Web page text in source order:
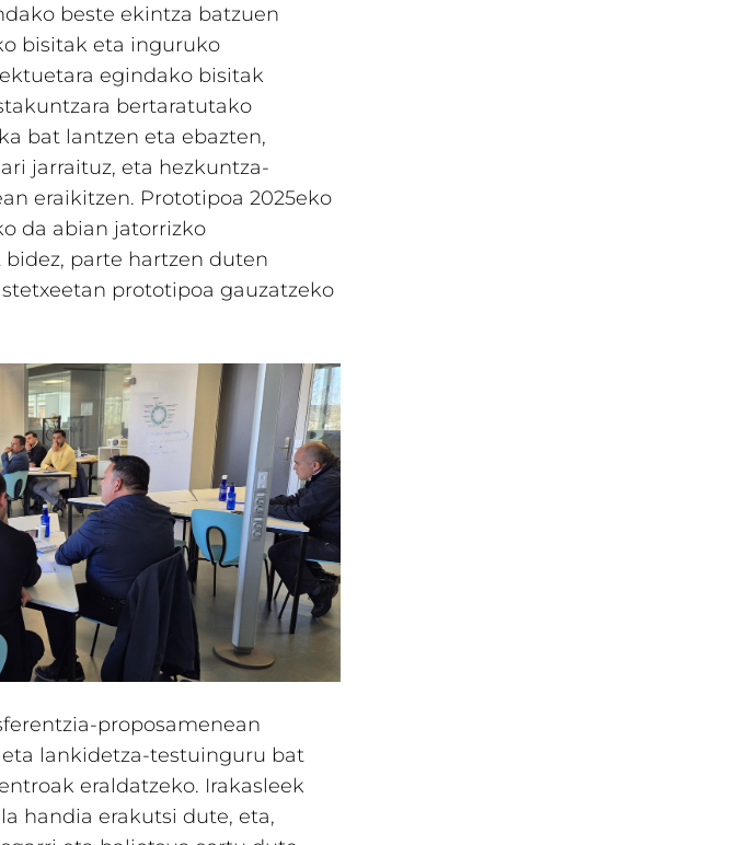
beste ekintza batzuen
bisitak eta inguruko
egindako bisitak
bertaratutako
bat lantzen eta ebazten,
jarraituz, eta hezkuntza-
eraikitzen. Prototipoa 2025eko
da abian jatorrizko
bidez, parte hartzen duten
prototipoa gauzatzeko
proposamenean
lankidetza-testuinguru bat
eraldatzeko. Irakasleek
handia erakutsi dute, eta,